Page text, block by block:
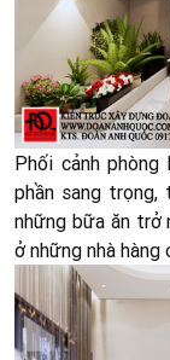
Phối cảnh phòng
phần sang trọng,
những bữa ăn trở
ở những nhà hàng